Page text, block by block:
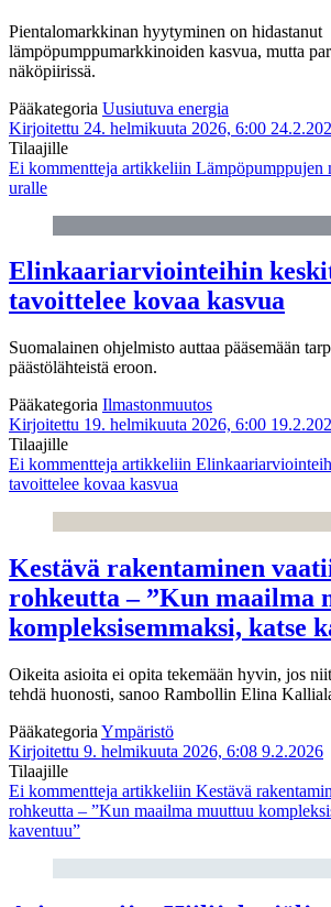
Pientalomarkkinan hyytyminen on hidastanut
lämpöpumppumarkkinoiden kasvua, mutta
näköpiirissä.
Pääkategoria Uusiutuva energia
Kirjoitettu 24. helmikuuta 2026, 6:00
Tilaajille
Ei kommentteja artikkeliin Lämpöpumppujen
uralle
Elinkaariarviointeihin
tavoittelee kovaa kasvua
Suomalainen ohjelmisto auttaa pääsemään
päästölähteistä eroon.
Pääkategoria Ilmastonmuutos
Kirjoitettu 19. helmikuuta 2026, 6:00
Tilaajille
Ei kommentteja artikkeliin
tavoittelee kovaa kasvua
Kestävä rakentaminen
rohkeutta – ”Kun maailma
kompleksisemmaksi, katse
Oikeita asioita ei opita tekemään hyvin, jos
tehdä huonosti, sanoo Rambollin Elina
Pääkategoria Ympäristö
Kirjoitettu 9. helmikuuta 2026, 6:08 9.2.2026
Tilaajille
Ei kommentteja artikkeliin Kestävä
rohkeutta – ”Kun maailma muuttuu
kaventuu”